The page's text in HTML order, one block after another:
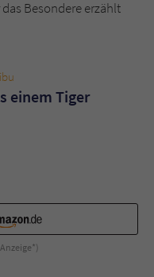
Besondere erzählt
einem Tiger